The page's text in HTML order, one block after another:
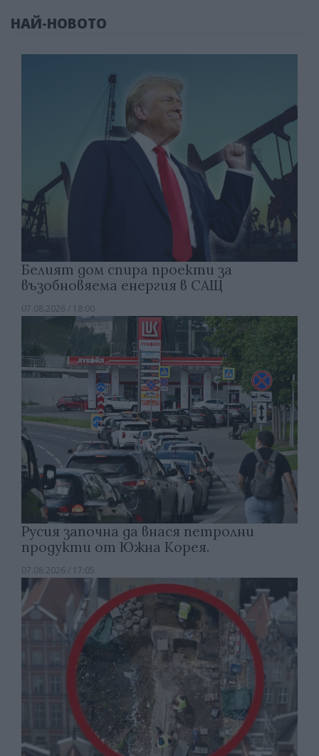
НАЙ-НОВОТО
Белият дом спира проекти за
възобновяема енергия в САЩ
07.08.2026 / 18:00
Русия започна да внася петролни
продукти от Южна Корея.
07.08.2026 / 17:05